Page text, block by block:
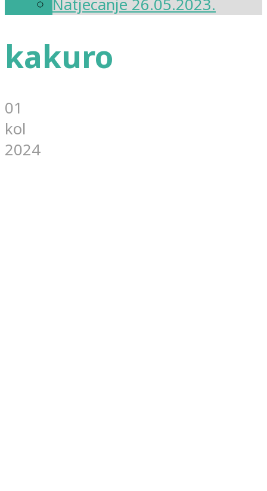
Natjecanje 26.05.2023.
kakuro
01
kol
2024